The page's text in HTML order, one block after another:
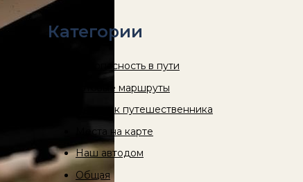
Категории
Безопасность в пути
Готовые маршруты
Дневник путешественника
Места на карте
Наш автодом
Общая